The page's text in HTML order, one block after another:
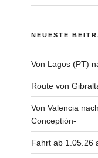
NEUESTE
Von Lagos (PT)
Route von
Von Valencia
Conceptión-
Fahrt ab 1.05.26